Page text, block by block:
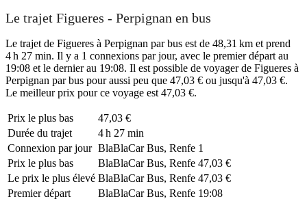
Le trajet Figueres - Perpignan en bus
Le trajet de Figueres à Perpignan par bus est de 48,31 km et prend
4 h 27 min. Il y a 1 connexions par jour, avec le premier départ au
19:08 et le dernier au 19:08. Il est possible de voyager de Figueres à
Perpignan par bus pour aussi peu que 47,03 € ou jusqu'à 47,03 €.
Le meilleur prix pour ce voyage est 47,03 €.
Prix ​​le plus bas
47,03 €
Durée du trajet
4 h 27 min
Connexion par jour BlaBlaCar Bus, Renfe 1
Prix ​​le plus bas
BlaBlaCar Bus, Renfe 47,03 €
Le prix le plus élevé BlaBlaCar Bus, Renfe 47,03 €
Premier départ
BlaBlaCar Bus, Renfe 19:08